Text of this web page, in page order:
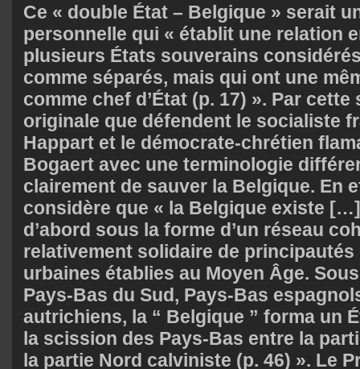
Ce « double État – Belgique » serait
personnelle qui « établit une relation
plusieurs États souverains
comme séparés, mais qui ont une
comme chef d’État (p. 17) ». Par
originale que défendent le socialiste
Happart et le démocrate-chrétien
Bogaert avec une terminologie
clairement de sauver la Belgique. En
considère que « la Belgique existe
d’abord sous la forme d’un réseau
relativement solidaire de
urbaines établies au Moyen Âge.
Pays-Bas du Sud, Pays-Bas
autrichiens, la “ Belgique ” forma un
la scission des Pays-Bas entre la
la partie Nord calviniste (p. 46) ». Le